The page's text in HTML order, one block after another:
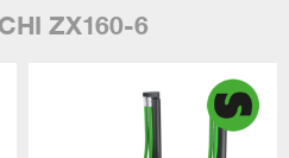
ZX160-6